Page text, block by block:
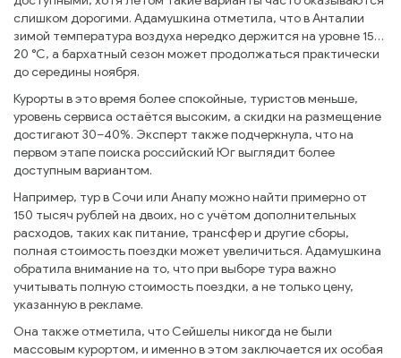
слишком дорогими. Адамушкина отметила, что в Анталии
зимой температура воздуха нередко держится на уровне 15…
20 °C, а бархатный сезон может продолжаться практически
до середины ноября.
Курорты в это время более спокойные, туристов меньше,
уровень сервиса остаётся высоким, а скидки на размещение
достигают 30–40%. Эксперт также подчеркнула, что на
первом этапе поиска российский Юг выглядит более
доступным вариантом.
Например, тур в Сочи или Анапу можно найти примерно от
150 тысяч рублей на двоих, но с учётом дополнительных
расходов, таких как питание, трансфер и другие сборы,
полная стоимость поездки может увеличиться. Адамушкина
обратила внимание на то, что при выборе тура важно
учитывать полную стоимость поездки, а не только цену,
указанную в рекламе.
Она также отметила, что Сейшелы никогда не были
массовым курортом, и именно в этом заключается их особая